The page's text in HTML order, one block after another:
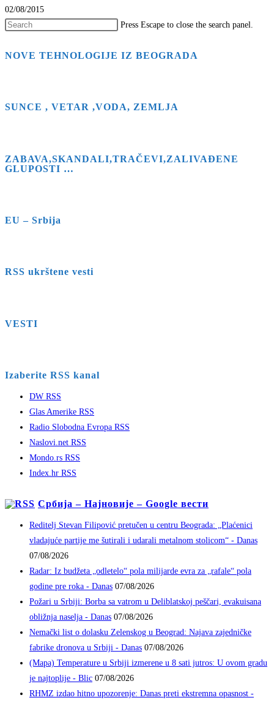
02/08/2015
Press Escape to close the search panel.
NOVE TEHNOLOGIJE IZ BEOGRADA
SUNCE , VETAR ,VODA, ZEMLJA
ZABAVA,SKANDALI,TRAČEVI,ZALIVAĐENE
GLUPOSTI …
EU – Srbija
RSS ukrštene vesti
VESTI
Izaberite RSS kanal
DW RSS
Glas Amerike RSS
Radio Slobodna Evropa RSS
Naslovi.net RSS
Mondo.rs RSS
Index.hr RSS
Србија – Најновије – Google вести
Reditelj Stevan Filipović pretučen u centru Beograda: „Plaćenici
vladajuće partije me šutirali i udarali metalnom stolicom“ - Danas
07/08/2026
Radar: Iz budžeta „odletelo“ pola milijarde evra za „rafale“ pola
godine pre roka - Danas 07/08/2026
Požari u Srbiji: Borba sa vatrom u Deliblatskoj peščari, evakuisana
obližnja naselja - Danas 07/08/2026
Nemački list o dolasku Zelenskog u Beograd: Najava zajedničke
fabrike dronova u Srbiji - Danas 07/08/2026
(Mapa) Temperature u Srbiji izmerene u 8 sati jutros: U ovom gradu
je najtoplije - Blic 07/08/2026
RHMZ izdao hitno upozorenje: Danas preti ekstremna opasnost -